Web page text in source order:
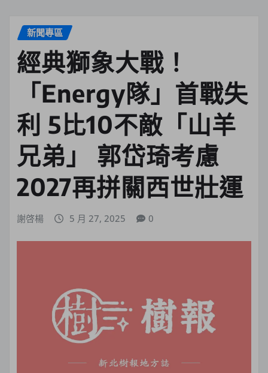
新聞專區
經典獅象大戰！
「Energy隊」首戰失
利 5比10不敵「山羊
兄弟」 郭岱琦考慮
2027再拼關西世壯運
謝啓楊 5 月 27, 2025 0